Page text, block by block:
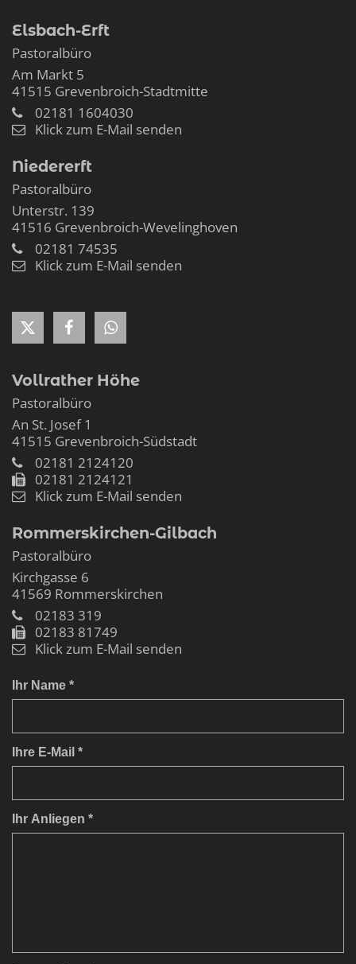
Elsbach-Erft
Pastoralbüro
Am Markt 5
41515 Grevenbroich-Stadtmitte
02181 1604030
Klick zum E-Mail senden
Niedererft
Pastoralbüro
Unterstr. 139
41516 Grevenbroich-Wevelinghoven
02181 74535
Klick zum E-Mail senden
Vollrather Höhe
Pastoralbüro
An St. Josef 1
41515 Grevenbroich-Südstadt
02181 2124120
02181 2124121
Klick zum E-Mail senden
Rommerskirchen-Gilbach
Pastoralbüro
Kirchgasse 6
41569 Rommerskirchen
02183 319
02183 81749
Klick zum E-Mail senden
Ihr Name *
Ihre E-Mail *
Ihr Anliegen *